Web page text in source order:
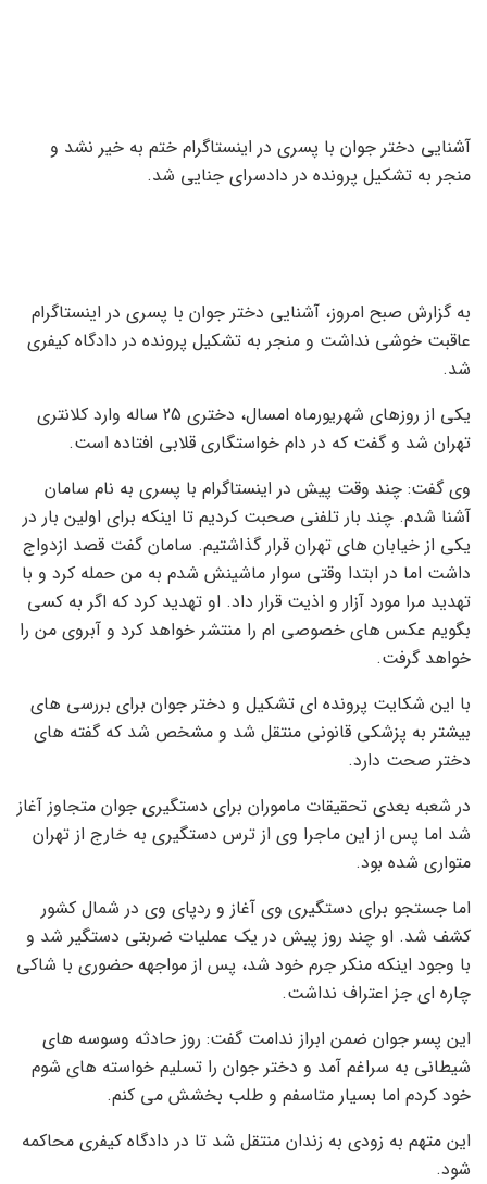
آشنایی دختر جوان با پسری در اینستاگرام ختم به خیر نشد و
منجر به تشکیل پرونده در دادسرای جنایی شد.
به گزارش صبح امروز، آشنایی دختر جوان با پسری در اینستاگرام
عاقبت خوشی نداشت و منجر به تشکیل پرونده در دادگاه کیفری
شد.
یکی از روزهای شهریورماه امسال، دختری 25 ساله وارد کلانتری
تهران شد و گفت که در دام خواستگاری قلابی افتاده است.
وی گفت: چند وقت پیش در اینستاگرام با پسری به نام سامان
آشنا شدم. چند بار تلفنی صحبت کردیم تا اینکه برای اولین بار در
یکی از خیابان های تهران قرار گذاشتیم. سامان گفت قصد ازدواج
داشت اما در ابتدا وقتی سوار ماشینش شدم به من حمله کرد و با
تهدید مرا مورد آزار و اذیت قرار داد. او تهدید کرد که اگر به کسی
بگویم عکس های خصوصی ام را منتشر خواهد کرد و آبروی من را
خواهد گرفت.
با این شکایت پرونده ای تشکیل و دختر جوان برای بررسی های
بیشتر به پزشکی قانونی منتقل شد و مشخص شد که گفته های
دختر صحت دارد.
در شعبه بعدی تحقیقات ماموران برای دستگیری جوان متجاوز آغاز
شد اما پس از این ماجرا وی از ترس دستگیری به خارج از تهران
متواری شده بود.
اما جستجو برای دستگیری وی آغاز و ردپای وی در شمال کشور
کشف شد. او چند روز پیش در یک عملیات ضربتی دستگیر شد و
با وجود اینکه منکر جرم خود شد، پس از مواجهه حضوری با شاکی
چاره ای جز اعتراف نداشت.
این پسر جوان ضمن ابراز ندامت گفت: روز حادثه وسوسه های
شیطانی به سراغم آمد و دختر جوان را تسلیم خواسته های شوم
خود کردم اما بسیار متاسفم و طلب بخشش می کنم.
این متهم به زودی به زندان منتقل شد تا در دادگاه کیفری محاکمه
شود.